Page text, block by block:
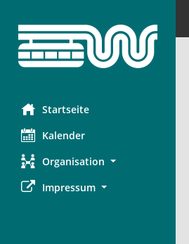
Startseite
Kalender
Organisation
Impressum